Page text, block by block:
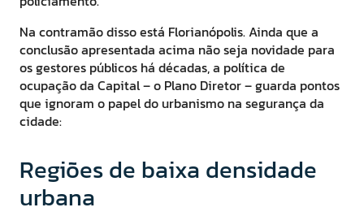
Na contramão disso está Florianópolis. Ainda que a
conclusão apresentada acima não seja novidade para
os gestores públicos há décadas, a política de
ocupação da Capital – o Plano Diretor – guarda pontos
que ignoram o papel do urbanismo na segurança da
cidade:
Regiões de baixa densidade
urbana